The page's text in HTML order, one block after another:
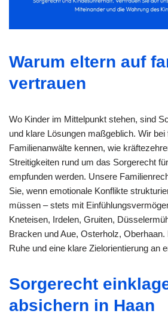
Warum eltern auf
vertrauen
Wo Kinder im Mittelpunkt stehen, sind
und klare Lösungen maßgeblich. Wir bei
Familienanwälte kennen, wie
Streitigkeiten rund um das Sorgerecht
empfunden werden. Unsere
Sie, wenn emotionale Konflikte
müssen – stets mit
Kneteisen, Irdelen, Gruiten,
Bracken und Aue, Osterholz,
Ruhe und eine klare Zielorientierung an
Sorgerecht
absichern in Haan